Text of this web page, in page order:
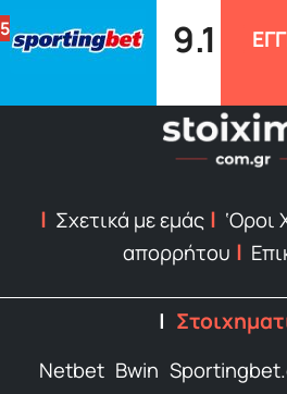
5 9.1
Σχετικά με εμάς ‘Οροι
απορρήτου
Netbet Bwin